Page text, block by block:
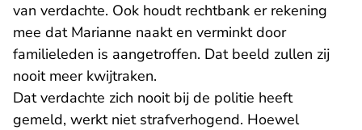
van verdachte. Ook houdt rechtbank er rekening
mee dat Marianne naakt en verminkt door
familieleden is aangetroffen. Dat beeld zullen zij
nooit meer kwijtraken.
Dat verdachte zich nooit bij de politie heeft
gemeld, werkt niet strafverhogend. Hoewel